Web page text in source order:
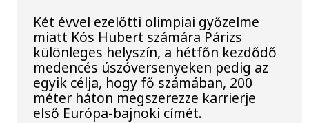
Két évvel ezelőtti olimpiai győzelme
miatt Kós Hubert számára Párizs
különleges helyszín, a hétfőn kezdődő
medencés úszóversenyeken pedig az
egyik célja, hogy fő számában, 200
méter háton megszerezze karrierje
első Európa-bajnoki címét.